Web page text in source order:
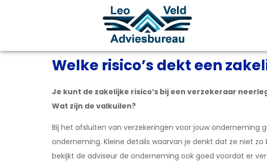
Welke risico’s dekt een
Je kunt de zakelijke risico’s bij een verzekeraar
Wat zijn de valkuilen?
Bij het afsluiten van verzekeringen voor jouw
onderneming. Kleine details waarvan je denkt dat ze niet
bekijkt de adviseur de onderneming ook goed voordat er